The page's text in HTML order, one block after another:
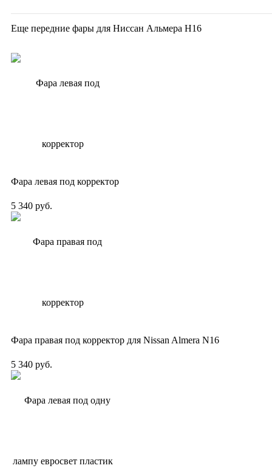
Еще передние фары для Ниссан Альмера Н16
Фара левая под корректор
5 340 руб.
Фара правая под корректор для Nissan Almera N16
5 340 руб.